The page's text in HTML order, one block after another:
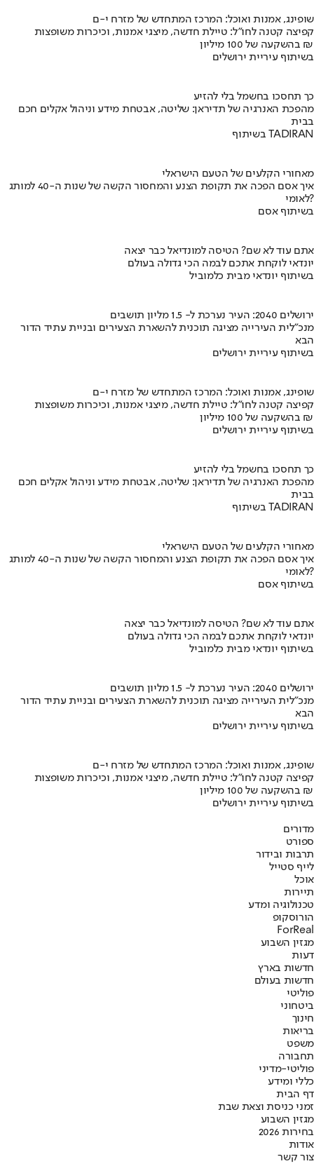
שופינג, אמנות ואוכל: המרכז המתחדש של מזרח י-ם
קפיצה קטנה לחו"ל: טיילת חדשה, מיצגי אמנות, וכיכרות משופצות
בהשקעה של 100 מיליון ₪
בשיתוף עיריית ירושלים
כך תחסכו בחשמל בלי להזיע
מהפכת האנרגיה של תדיראן: שליטה, אבטחת מידע וניהול אקלים חכם
בבית
בשיתוף TADIRAN
מאחורי הקלעים של הטעם הישראלי
איך אסם הפכה את תקופת הצנע והמחסור הקשה של שנות ה-40 למותג
לאומי?
בשיתוף אסם
אתם עוד לא שם? הטיסה למונדיאל כבר יצאה
יונדאי לוקחת אתכם לבמה הכי גדולה בעולם
בשיתוף יונדאי מבית כלמוביל
ירושלים 2040: העיר נערכת ל- 1.5 מליון תושבים
מנכ"לית העירייה מציגה תוכנית להשארת הצעירים ובניית עתיד הדור
הבא
בשיתוף עיריית ירושלים
שופינג, אמנות ואוכל: המרכז המתחדש של מזרח י-ם
קפיצה קטנה לחו"ל: טיילת חדשה, מיצגי אמנות, וכיכרות משופצות
בהשקעה של 100 מיליון ₪
בשיתוף עיריית ירושלים
כך תחסכו בחשמל בלי להזיע
מהפכת האנרגיה של תדיראן: שליטה, אבטחת מידע וניהול אקלים חכם
בבית
בשיתוף TADIRAN
מאחורי הקלעים של הטעם הישראלי
איך אסם הפכה את תקופת הצנע והמחסור הקשה של שנות ה-40 למותג
לאומי?
בשיתוף אסם
אתם עוד לא שם? הטיסה למונדיאל כבר יצאה
יונדאי לוקחת אתכם לבמה הכי גדולה בעולם
בשיתוף יונדאי מבית כלמוביל
ירושלים 2040: העיר נערכת ל- 1.5 מליון תושבים
מנכ"לית העירייה מציגה תוכנית להשארת הצעירים ובניית עתיד הדור
הבא
בשיתוף עיריית ירושלים
שופינג, אמנות ואוכל: המרכז המתחדש של מזרח י-ם
קפיצה קטנה לחו"ל: טיילת חדשה, מיצגי אמנות, וכיכרות משופצות
בהשקעה של 100 מיליון ₪
בשיתוף עיריית ירושלים
מדורים
ספורט
תרבות ובידור
לייף סטייל
אוכל
תיירות
טכנולוגיה ומדע
הורוסקופ
ForReal
מגזין השבוע
דעות
חדשות בארץ
חדשות בעולם
פוליטי
ביטחוני
חינוך
בריאות
משפט
תחבורה
פוליטי-מדיני
כללי ומידע
דף הבית
זמני כניסת וצאת שבת
מגזין השבוע
בחירות 2026
אודות
צור קשר